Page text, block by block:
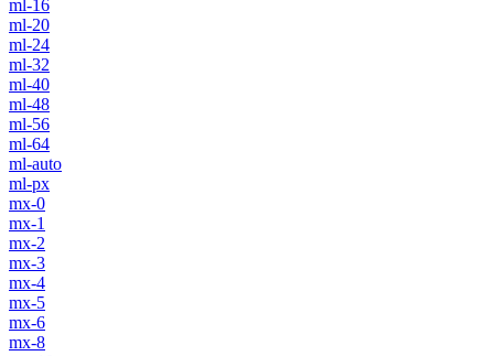
ml-16
ml-20
ml-24
ml-32
ml-40
ml-48
ml-56
ml-64
ml-auto
ml-px
mx-0
mx-1
mx-2
mx-3
mx-4
mx-5
mx-6
mx-8